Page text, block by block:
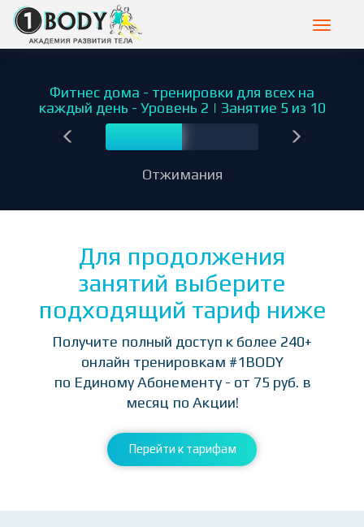
Toggle
Фитнес дома - тренировки для всех на
каждый день - Уровень 2 | Занятие 5 из 10
Отжимания
Для продолжения
занятий выберите
подходящий тариф ниже
Получите полный доступ к более 240+
онлайн тренировкам #1BODY
по Единому Абонементу - от 75 руб. в
месяц по Акции!
Перейти к тарифам